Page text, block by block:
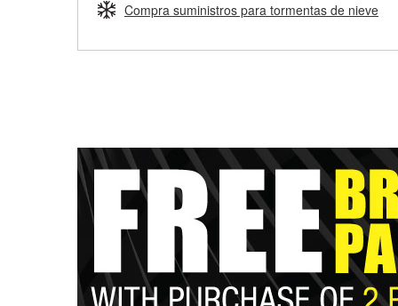
Compra suministros para tormentas de nieve